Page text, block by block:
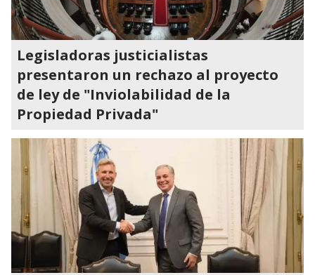
Legisladoras justicialistas
presentaron un rechazo al proyecto
de ley de "Inviolabilidad de la
Propiedad Privada"